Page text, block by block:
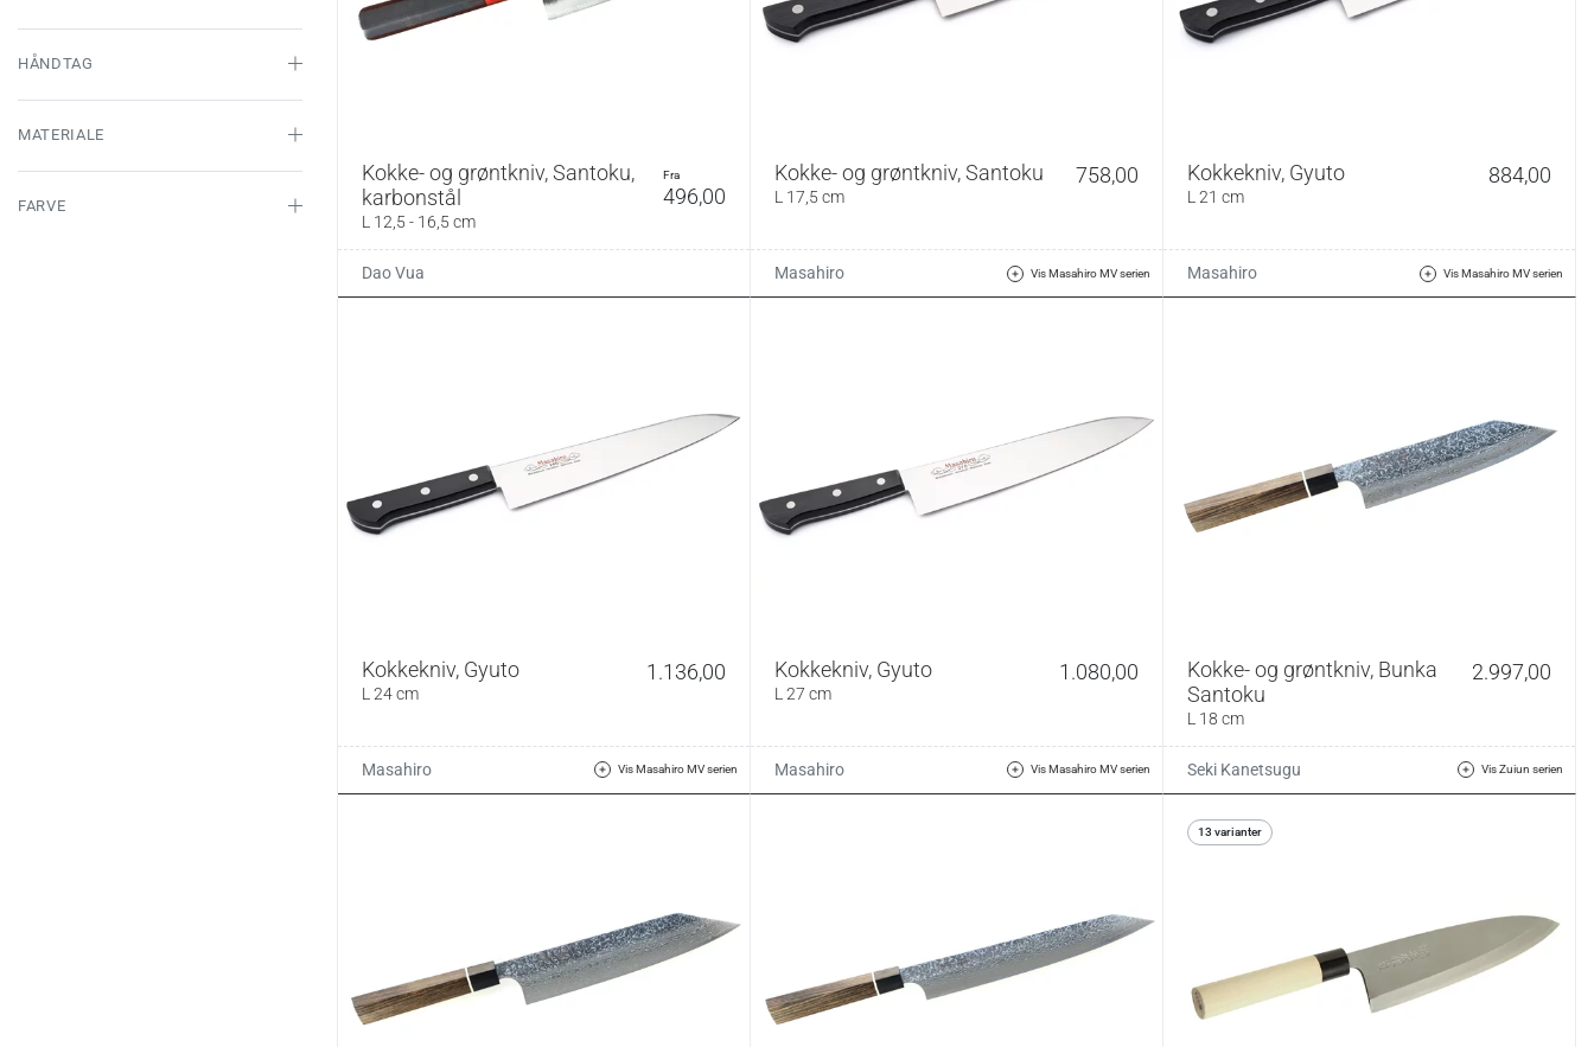
HÅNDTAG
MATERIALE
FARVE
Kokke- og grøntkniv, Santoku,
karbonstål
L 12,5 - 16,5 cm
fra
496,00
Dao Vua
Kokke- og grøntkniv, Santoku
L 17,5 cm
758,00
Masahiro Vis Masahiro MV serien
Kokkekniv, Gyuto
L 21 cm
884,00
Masahiro Vis Masahiro MV serien
Kokkekniv, Gyuto
L 24 cm
1.136,00
Masahiro Vis Masahiro MV serien
Kokkekniv, Gyuto
L 27 cm
1.080,00
Masahiro Vis Masahiro MV serien
Kokke- og grøntkniv, Bunka
Santoku
L 18 cm
2.997,00
Seki Kanetsugu Vis Zuiun serien
13 varianter